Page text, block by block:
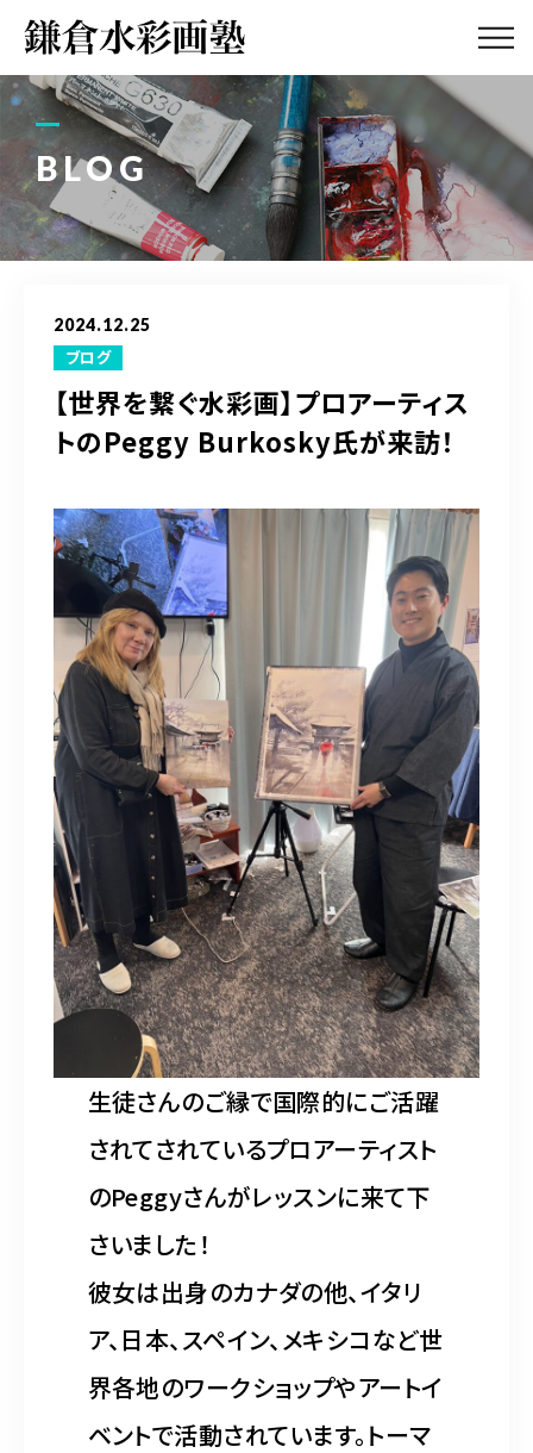
BLOG
2024.12.25
ブログ
【世界を繋ぐ水彩画】プロアーティス
トのPeggy Burkosky氏が来訪！
生徒さんのご縁で国際的にご活躍
されてされているプロアーティスト
のPeggyさんがレッスンに来て下
さいました！
彼女は出身のカナダの他、イタリ
ア、日本、スペイン、メキシコなど世
界各地のワークショップやアートイ
ベントで活動されています。トーマ
ABOUT
画塾紹介・
アクセス
LESSON
教室案内
BLOG
ATELIER
水彩ブログ
CONTACT
お問い合わせ
MEMBER
塾生専用
体験レッスンの申込み
取材・制作のご依頼 作品購入